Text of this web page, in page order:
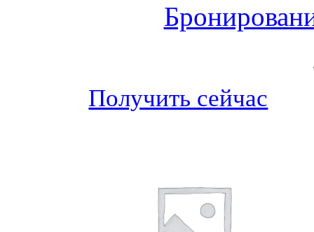
Получить сейчас